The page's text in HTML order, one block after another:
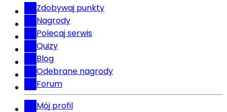
Zdobywaj punkty
Nagrody
Polecaj serwis
Quizy
Blog
Odebrane nagrody
Forum
Mój profil